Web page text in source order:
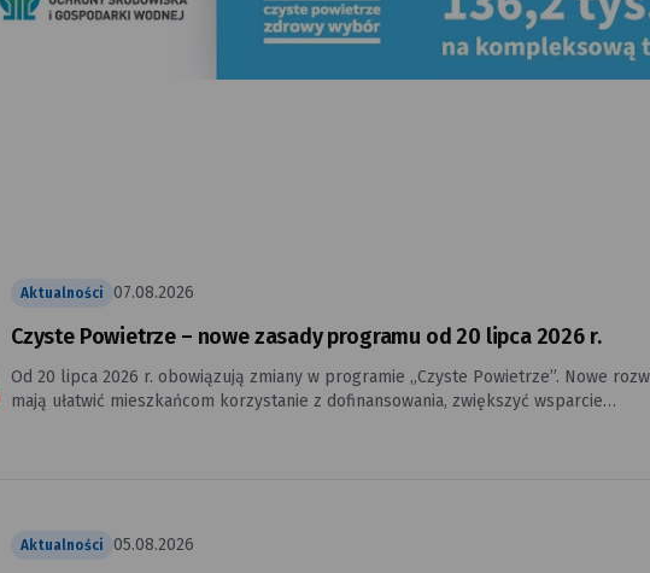
Aktualności 07.08.2026
Czyste Powietrze – nowe zasady programu od 20 lipca 2026 r.
Od 20 lipca 2026 r. obowiązują zmiany w programie „Czyste Powietrze”. Nowe
mają ułatwić mieszkańcom korzystanie z dofinansowania, zwiększyć wsparcie
Aktualności 05.08.2026